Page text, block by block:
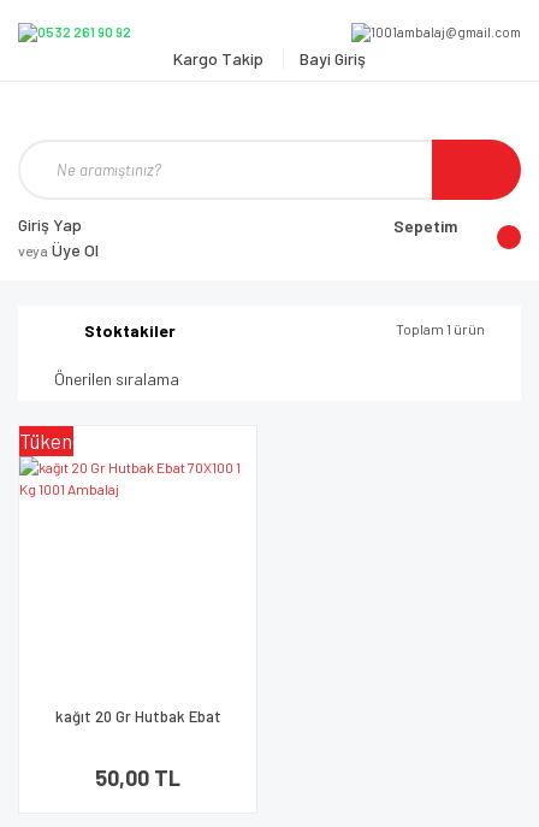
Kargo Takip Bayi Giriş
Giriş Yap
veya Üye Ol
Sepetim
Stoktakiler Toplam 1 ürün
Tükendi
kağıt 20 Gr Hutbak Ebat
50,00 TL